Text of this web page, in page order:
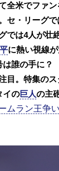
全米でファ
セ・リーグ
では4人が壮
に熱い視線
は誰の手に
目。特集の
イの巨人の主
ムラン王争